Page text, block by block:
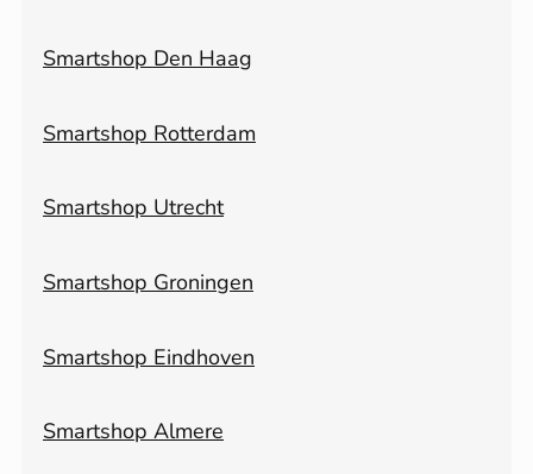
Smartshop Den Haag
Smartshop Rotterdam
Smartshop Utrecht
Smartshop Groningen
Smartshop Eindhoven
Smartshop Almere